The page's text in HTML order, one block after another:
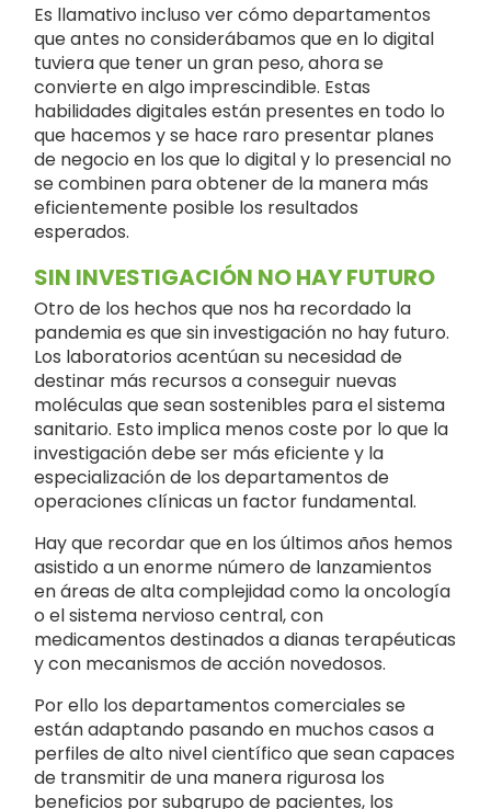
Es llamativo incluso ver cómo departamentos
que antes no considerábamos que en lo digital
tuviera que tener un gran peso, ahora se
convierte en algo imprescindible. Estas
habilidades digitales están presentes en todo lo
que hacemos y se hace raro presentar planes
de negocio en los que lo digital y lo presencial no
se combinen para obtener de la manera más
eficientemente posible los resultados
esperados.
SIN INVESTIGACIÓN NO HAY FUTURO
Otro de los hechos que nos ha recordado la
pandemia es que sin investigación no hay futuro.
Los laboratorios acentúan su necesidad de
destinar más recursos a conseguir nuevas
moléculas que sean sostenibles para el sistema
sanitario. Esto implica menos coste por lo que la
investigación debe ser más eficiente y la
especialización de los departamentos de
operaciones clínicas un factor fundamental.
Hay que recordar que en los últimos años hemos
asistido a un enorme número de lanzamientos
en áreas de alta complejidad como la oncología
o el sistema nervioso central, con
medicamentos destinados a dianas terapéuticas
y con mecanismos de acción novedosos.
Por ello los departamentos comerciales se
están adaptando pasando en muchos casos a
perfiles de alto nivel científico que sean capaces
de transmitir de una manera rigurosa los
beneficios por subgrupo de pacientes, los